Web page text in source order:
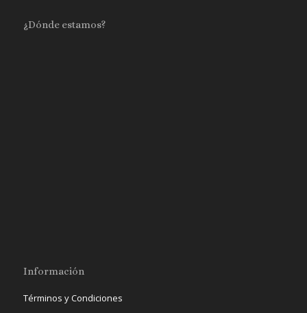
¿Dónde estamos?
Información
Términos y Condiciones